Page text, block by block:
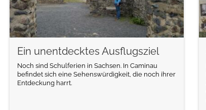
Ein unentdecktes Ausflugsziel
Noch sind Schulferien in Sachsen. In Caminau
befindet sich eine Sehenswürdigkeit, die noch ihrer
Entdeckung harrt.